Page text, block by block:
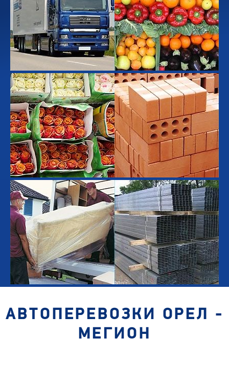
АВТОПЕРЕВОЗКИ ОРЕЛ -
МЕГИОН